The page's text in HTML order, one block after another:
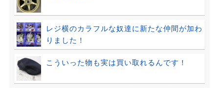
レジ横のカラフルな奴達に新たな仲間が加わ
りました！
こういった物も実は買い取れるんです！